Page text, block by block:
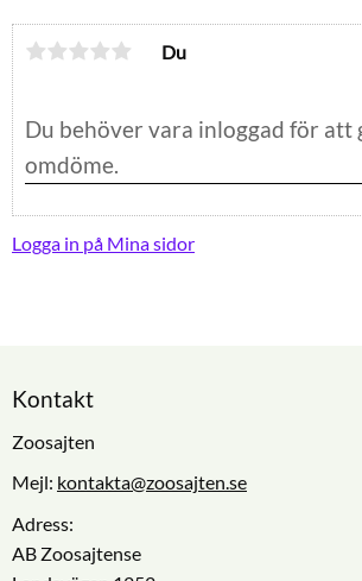
Du
Logga in på Mina sidor
Kontakt
Zoosajten
Mejl: kontakta@zoosajten.se
Adress:
AB Zoosajtense